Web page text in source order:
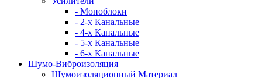
- Моноблоки
- 2-х Канальные
- 4-х Канальные
- 5-х Канальные
- 6-х Канальные
Шумо-Виброизоляция
Шумоизоляционный Материал